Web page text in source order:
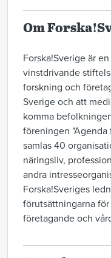
Om
Forska!Sverige är
vinstdrivande
forskning och
Sverige och att
komma
föreningen "Agenda
samlas 40
näringsliv,
andra
Forska!Sveriges
förutsättningarna
företagande och